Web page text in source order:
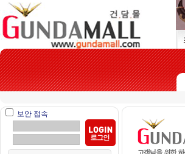
보안 접속